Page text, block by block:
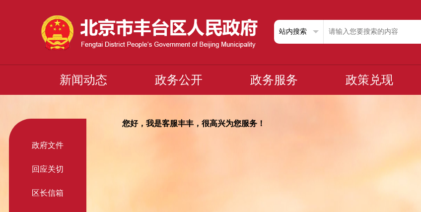
新闻动态 政务公开 政务服务 政策兑现
政府文件
回应关切
区长信箱
您好，我是客服丰丰，很高兴为您服务！